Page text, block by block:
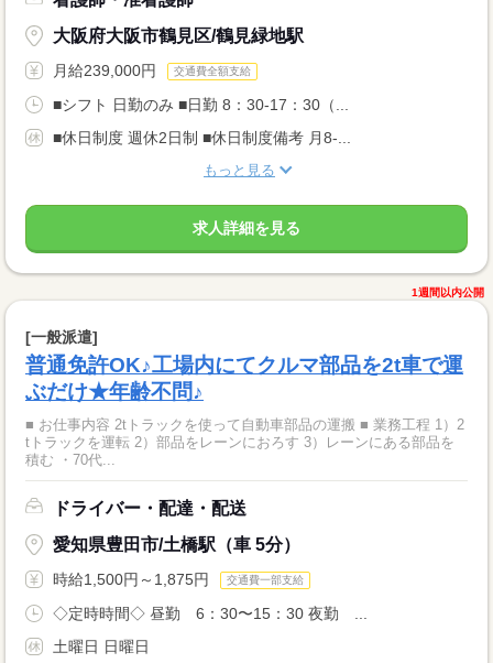
大阪府大阪市鶴見区/鶴見緑地駅
月給239,000円 交通費全額支給
■シフト 日勤のみ ■日勤 8：30-17：30（...
■休日制度 週休2日制 ■休日制度備考 月8-...
もっと見る
求人詳細を見る
1週間以内公開
[一般派遣]
普通免許OK♪工場内にてクルマ部品を2t車で運
ぶだけ★年齢不問♪
■ お仕事内容 2tトラックを使って自動車部品の運搬 ■ 業務工程 1）2
tトラックを運転 2）部品をレーンにおろす 3）レーンにある部品を
積む ・70代...
ドライバー・配達・配送
愛知県豊田市/土橋駅（車 5分）
時給1,500円～1,875円 交通費一部支給
◇定時時間◇ 昼勤 6：30〜15：30 夜勤 ...
土曜日 日曜日